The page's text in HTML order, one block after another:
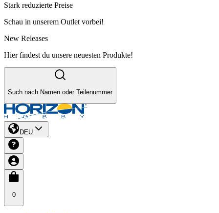
Stark reduzierte Preise
Schau in unserem Outlet vorbei!
New Releases
Hier findest du unsere neuesten Produkte!
Such nach Namen oder Teilenummer
DEU
0